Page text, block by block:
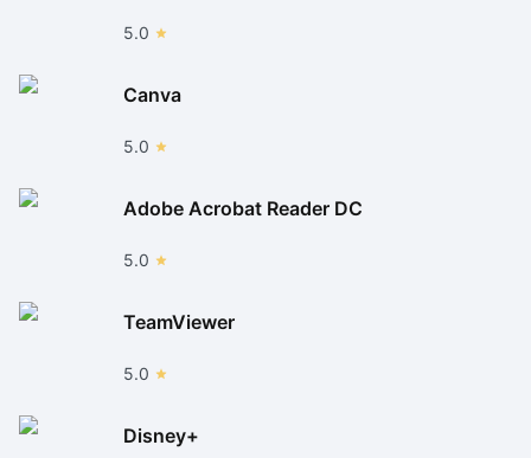
5.0
Canva
5.0
Adobe Acrobat Reader DC
5.0
TeamViewer
5.0
Disney+